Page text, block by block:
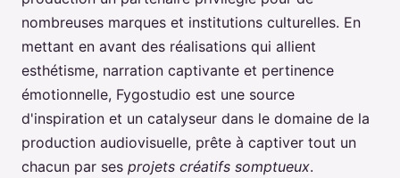
nombreuses marques et institutions culturelles. En
mettant en avant des réalisations qui allient
esthétisme, narration captivante et pertinence
émotionnelle, Fygostudio est une source
d'inspiration et un catalyseur dans le domaine de la
production audiovisuelle, prête à captiver tout un
chacun par ses projets créatifs somptueux.